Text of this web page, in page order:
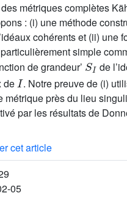
métriques complètes
: (i) une méthode
cohérents et (ii)
simple
de grandeur’
SI
de
de
I
. Notre preuve de (i)
métrique près du lieu
par les résultats de
cet article
05